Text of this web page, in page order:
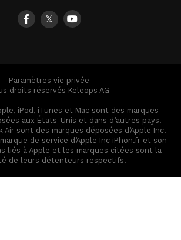
𝕏
Paramètres vie privée
droits réservés Keleops AG
iPod, iTunes et Mac sont des marques
aux États-Unis et dans d’autres pays.
Air sont des marques déposées d’Apple Inc.
de service d’Apple Inc iPhon.fr et son
liés à Apple et les marques citées sont la
de leurs détenteurs respectifs.